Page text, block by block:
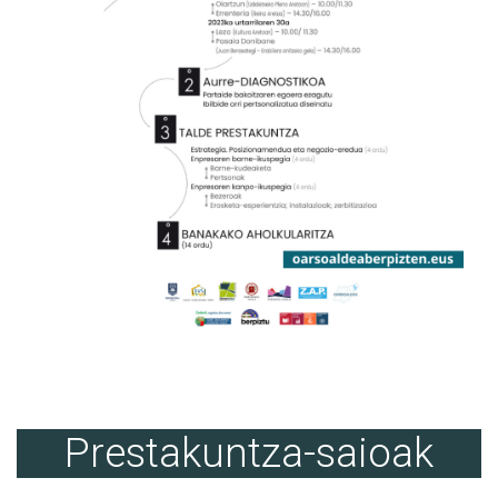
Prestakuntza-saioak